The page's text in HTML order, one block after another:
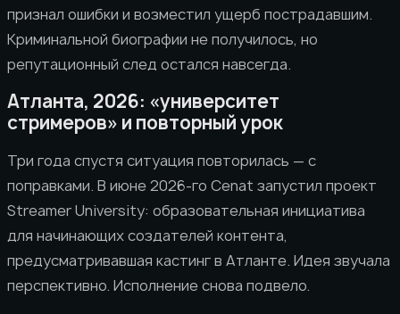
признал ошибки и возместил ущерб пострадавшим.
Криминальной биографии не получилось, но
репутационный след остался навсегда.
Атланта, 2026: «университет
стримеров» и повторный урок
Три года спустя ситуация повторилась — с
поправками. В июне 2026-го Cenat запустил проект
Streamer University: образовательная инициатива
для начинающих создателей контента,
предусматривавшая кастинг в Атланте. Идея звучала
перспективно. Исполнение снова подвело.